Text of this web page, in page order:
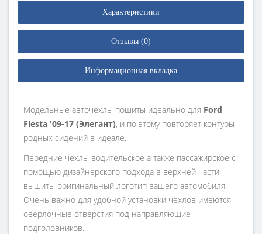
Характеристики
Отзывы (0)
Информационная вкладка
Модельные авточехлы пошиты идеально для Ford
Fiesta '09-17 (Элегант), и по этому повторяет контуры
родных сидений в идеале.
Передние чехлы водительское а также пассажирское с
помощью дизайнерского подхода в верхней части
вышиты оригинальный логотип вашего автомобиля.
Очень важно для удобной установки чехлов имеются
оверлочные отверстия под направляющие
подголовников.